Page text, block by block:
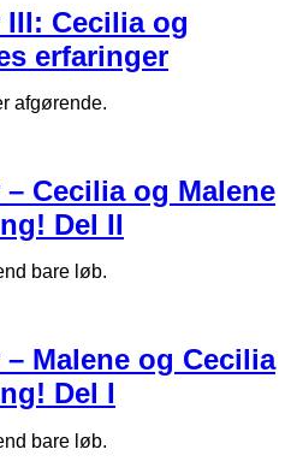
Cecilia og
erfaringer
afgørende.
Cecilia og Malene
Del II
bare løb.
Malene og Cecilia
Del I
bare løb.